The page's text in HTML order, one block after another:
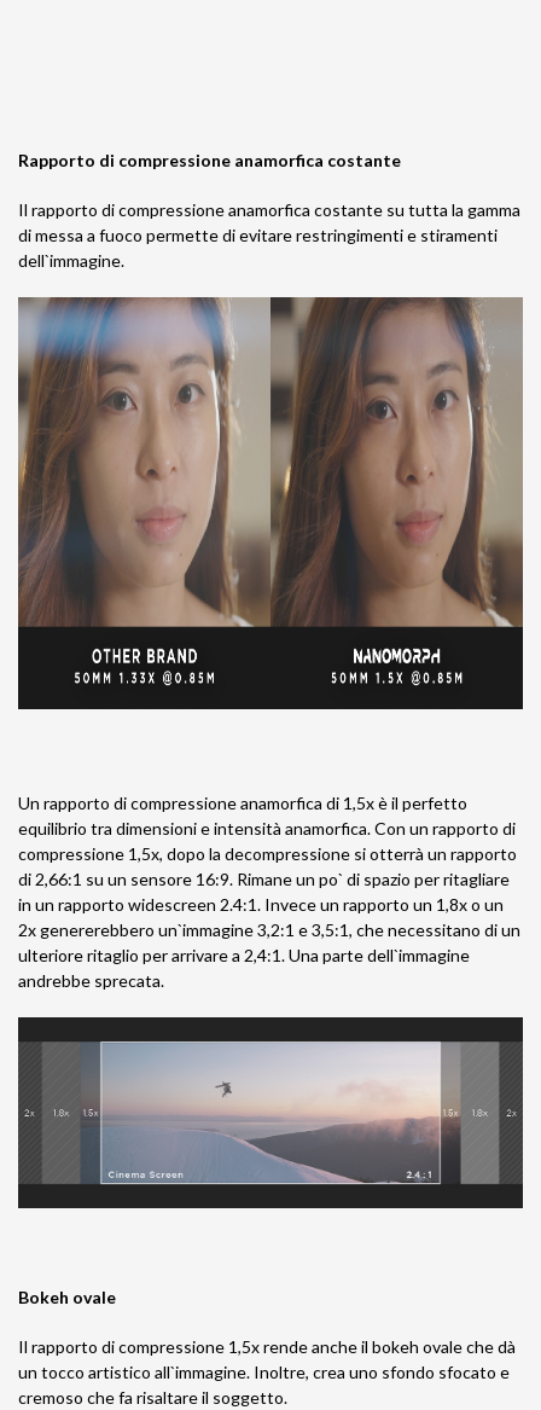
Rapporto di compressione anamorfica costante
Il rapporto di compressione anamorfica costante su tutta la gamma
di messa a fuoco permette di evitare restringimenti e stiramenti
dell`immagine.
Un rapporto di compressione anamorfica di 1,5x è il perfetto
equilibrio tra dimensioni e intensità anamorfica. Con un rapporto di
compressione 1,5x, dopo la decompressione si otterrà un rapporto
di 2,66:1 su un sensore 16:9. Rimane un po` di spazio per ritagliare
in un rapporto widescreen 2.4:1. Invece un rapporto un 1,8x o un
2x genererebbero un`immagine 3,2:1 e 3,5:1, che necessitano di un
ulteriore ritaglio per arrivare a 2,4:1. Una parte dell`immagine
andrebbe sprecata.
Bokeh ovale
Il rapporto di compressione 1,5x rende anche il bokeh ovale che dà
un tocco artistico all`immagine. Inoltre, crea uno sfondo sfocato e
cremoso che fa risaltare il soggetto.